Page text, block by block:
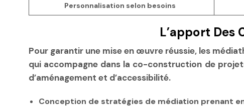
Personnalisation selon besoins
L’apport Des
Pour garantir une mise en œuvre réussie, les
qui accompagne dans la co-construction de
d’aménagement et d’accessibilité.
Conception de stratégies de médiation prenant